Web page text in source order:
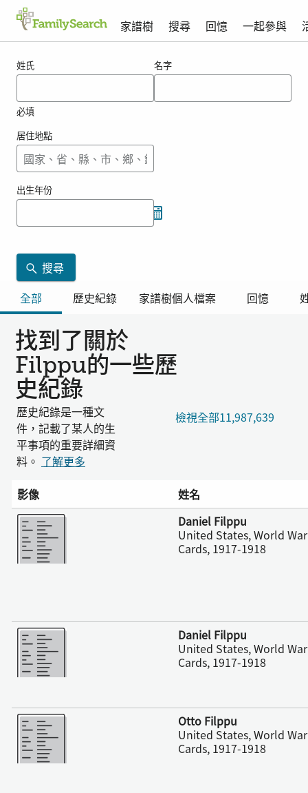
家譜樹 搜尋 回憶 一起參與
姓氏
必填
名字
居住地點
出生年份
搜尋
全部
歷史紀錄 家譜樹個人檔案 回憶
找到了關於
Filppu的一些歷
史紀錄
歷史紀錄是一種文
件，記載了某人的生
平事項的重要詳細資
料。 了解更多
檢視全部11,987,639
影像
姓名
更多
Daniel Filppu
United States, World
Cards, 1917-1918
更多
Daniel Filppu
United States, World
Cards, 1917-1918
更多
Otto Filppu
United States, World
Cards, 1917-1918